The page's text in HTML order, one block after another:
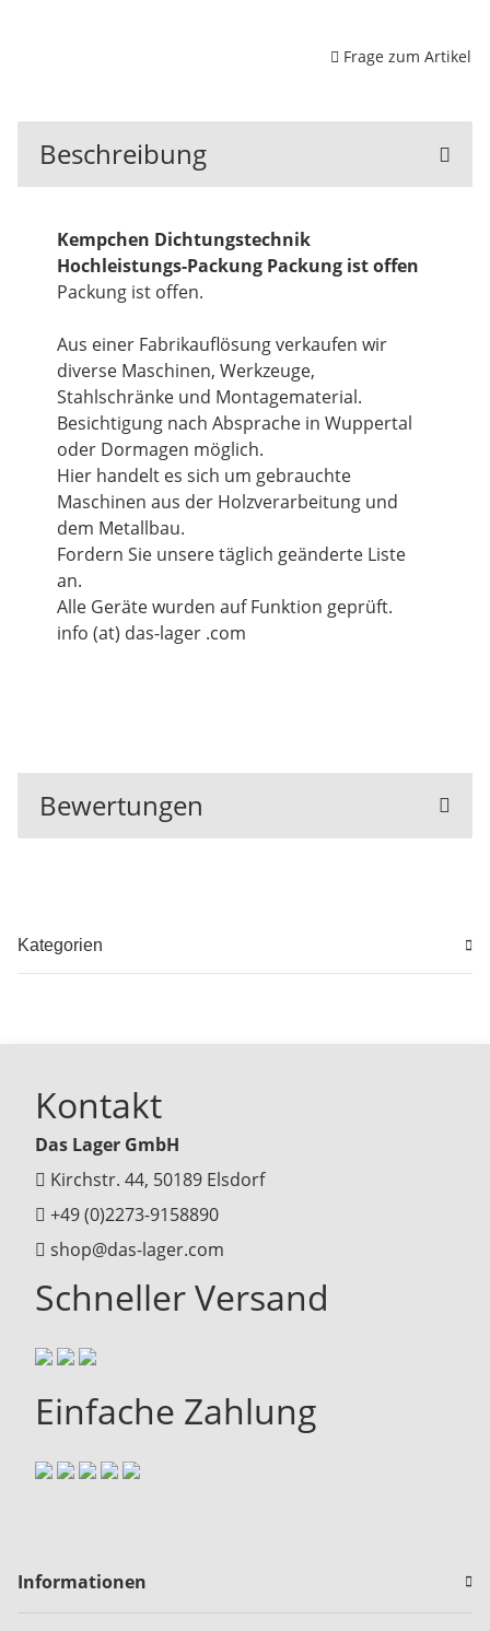
Frage zum Artikel
Beschreibung
Kempchen Dichtungstechnik
Hochleistungs-Packung Packung ist offen
Packung ist offen.
Aus einer Fabrikauflösung verkaufen wir
diverse Maschinen, Werkzeuge,
Stahlschränke und Montagematerial.
Besichtigung nach Absprache in Wuppertal
oder Dormagen möglich.
Hier handelt es sich um gebrauchte
Maschinen aus der Holzverarbeitung und
dem Metallbau.
Fordern Sie unsere täglich geänderte Liste
an.
Alle Geräte wurden auf Funktion geprüft.
info (at) das-lager .com
Bewertungen
Kategorien
Kontakt
Das Lager GmbH
Kirchstr. 44, 50189 Elsdorf
+49 (0)2273-9158890
shop@das-lager.com
Schneller Versand
Einfache Zahlung
Informationen